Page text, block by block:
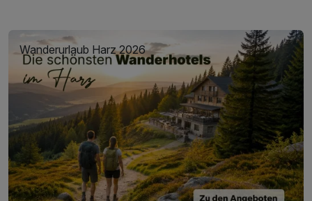
Wanderurlaub Harz 2026